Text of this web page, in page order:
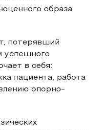
образа
потерявший
успешного
в себя:
пациента, работа
опорно-